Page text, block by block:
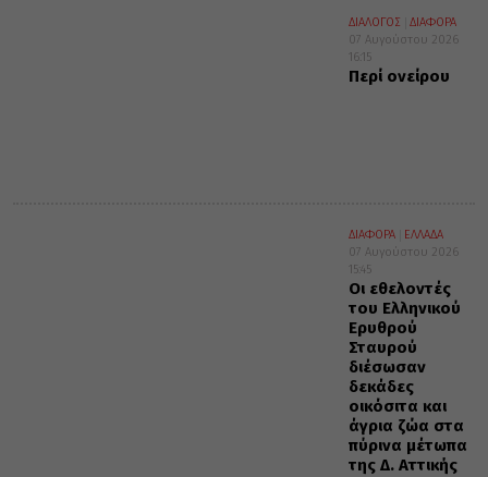
ΔΙΑΛΟΓΟΣ
ΔΙΑΦΟΡΑ
07 Αυγούστου 2026
16:15
Περί ονείρου
ΔΙΑΦΟΡΑ
ΕΛΛΑΔΑ
07 Αυγούστου 2026
15:45
Οι εθελοντές
του Ελληνικού
Ερυθρού
Σταυρού
διέσωσαν
δεκάδες
οικόσιτα και
άγρια ζώα στα
πύρινα μέτωπα
της Δ. Αττικής